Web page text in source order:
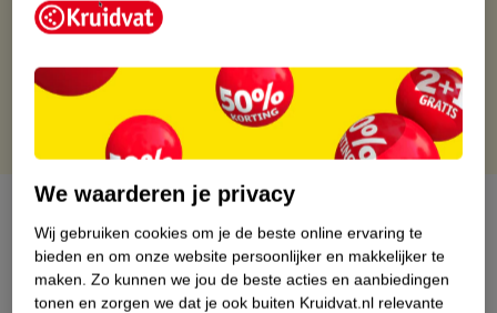
Gratis thuisbezorgd
Gratis retourneren via verkooppartner.
Gratis punten met je Kruidvat kaart
Over dit product
Productinformatie
We waarderen je privacy
Wij gebruiken cookies om je de beste online ervaring te
bieden en om onze website persoonlijker en makkelijker te
maken. Zo kunnen we jou de beste acties en aanbiedingen
tonen en zorgen we dat je ook buiten Kruidvat.nl relevante